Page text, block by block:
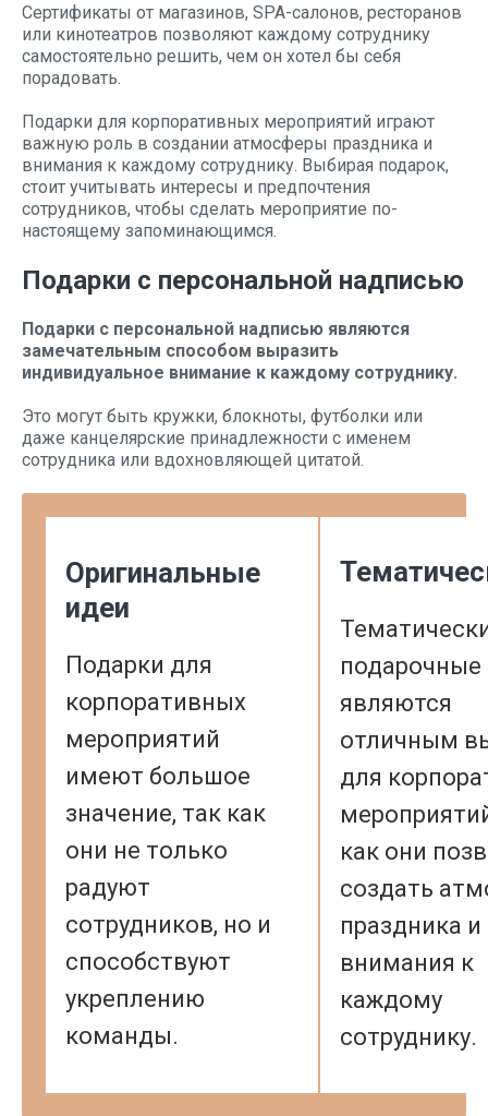
Сертификаты от магазинов, SPA-салонов, ресторанов
или кинотеатров позволяют каждому сотруднику
самостоятельно решить, чем он хотел бы себя
порадовать.
Подарки для корпоративных мероприятий играют
важную роль в создании атмосферы праздника и
внимания к каждому сотруднику. Выбирая подарок,
стоит учитывать интересы и предпочтения
сотрудников, чтобы сделать мероприятие по-
настоящему запоминающимся.
Подарки с персональной надписью
Подарки с персональной надписью являются
замечательным способом выразить
индивидуальное внимание к каждому сотруднику.
Это могут быть кружки, блокноты, футболки или
даже канцелярские принадлежности с именем
сотрудника или вдохновляющей цитатой.
Оригинальные
идеи
Подарки для
корпоративных
мероприятий
имеют большое
значение, так как
они не только
радуют
сотрудников, но и
способствуют
укреплению
команды.
являются
отличным
для
как они
создать
праздника и
внимания к
каждому
сотруднику.